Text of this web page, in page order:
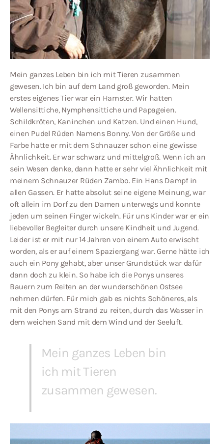
Mein ganzes Leben bin ich mit Tieren zusammen
gewesen. Ich bin auf dem Land groß geworden. Mein
erstes eigenes Tier war ein Hamster. Wir hatten
Wellensittiche, Nymphensittiche und Papageien.
Schildkröten, Kaninchen und Katzen. Und einen Hund,
einen Pudel Rüden Namens Bonny. Von der Größe und
Farbe hatte er mit dem Schnauzer schon eine gewisse
Ähnlichkeit. Er war schwarz und mittelgroß. Wenn ich an
sein Wesen denke, dann hatte er sehr viel Ähnlichkeit mit
meinem Schnauzer Rüden Zambo. Ein Hans Dampf in
allen Gassen. Er hatte absolut seine eigene Meinung, war
oft allein im Dorf zu den Damen unterwegs und konnte
jeden um seinen Finger wickeln. Für uns Kinder war er ein
liebevoller Begleiter durch unsere Kindheit und Jugend.
Leider ist er mit nur 14 Jahren von einem Auto erwischt
worden, als er auf einem Spaziergang war. Gerne hätte ich
auch ein Pony gehabt, aber unser Grundstück war dafür
dann doch zu klein. So habe ich die Ponys unseres
Bauern zum Reiten an der wunderschönen Ostsee
nehmen dürfen. Für mich gab es nichts Schöneres, als
mit den Ponys am Strand zu reiten, durch das Wasser in
dem weichen Sand mit dem Wind und der Seeluft.
Mein ganzes Leben bin
ich mit Tieren
zusammen gewesen.